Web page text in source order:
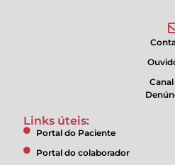
Links úteis:
Portal do Paciente
Portal do colaborador